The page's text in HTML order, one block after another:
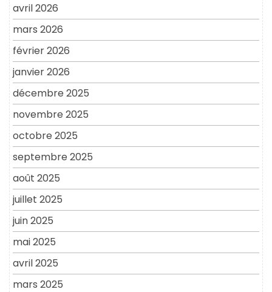
avril 2026
mars 2026
février 2026
janvier 2026
décembre 2025
novembre 2025
octobre 2025
septembre 2025
août 2025
juillet 2025
juin 2025
mai 2025
avril 2025
mars 2025